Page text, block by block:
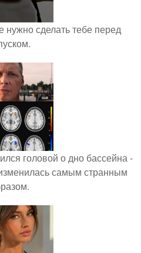
нужно сделать тебе перед
головой о дно бассейна -
самым странным